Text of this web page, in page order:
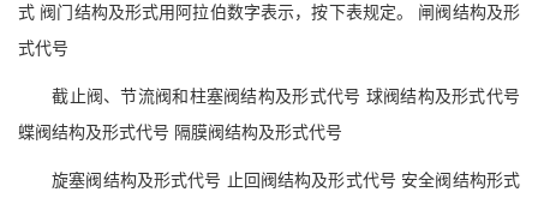
式 阀门结构及形式用阿拉伯数字表示，按下表规定。 闸阀结构及形
式代号
截止阀、节流阀和柱塞阀结构及形式代号 球阀结构及形式代号
蝶阀结构及形式代号 隔膜阀结构及形式代号
旋塞阀结构及形式代号 止回阀结构及形式代号 安全阀结构形式